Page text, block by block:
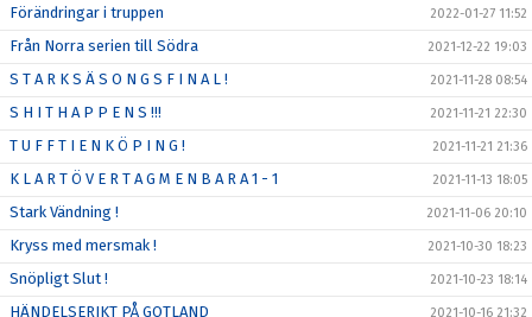
Förändringar i truppen 2022-01-27 11:52
Från Norra serien till Södra 2021-12-22 19:03
S T A R K S Ä S O N G S F I N A L ! 2021-11-28 08:54
S H I T H A P P E N S !!! 2021-11-21 22:30
T U F F T I E N K Ö P I N G ! 2021-11-21 21:36
K L A R T Ö V E R T A G M E N B A R A 1 - 1 2021-11-13 18:05
Stark Vändning ! 2021-11-06 20:10
Kryss med mersmak ! 2021-10-30 18:23
Snöpligt Slut ! 2021-10-23 18:14
HÄNDELSERIKT PÅ GOTLAND 2021-10-16 21:32